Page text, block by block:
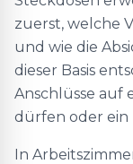
zuerst, welche
und wie die
dieser Basis
Anschlüsse auf
dürfen oder ein
In